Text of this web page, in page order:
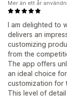
I am delighted to
delivers an
customizing
from the
The app offers
an ideal choice
customization for
This level of
Mer än ett år